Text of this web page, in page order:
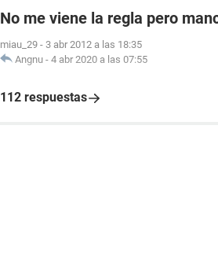
No me viene la regla pero
miau_29 - 3 abr 2012 a las 18:35
Angnu - 4 abr 2020 a las 07:55
112 respuestas